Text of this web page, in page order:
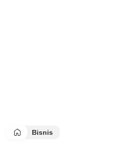
Bisnis